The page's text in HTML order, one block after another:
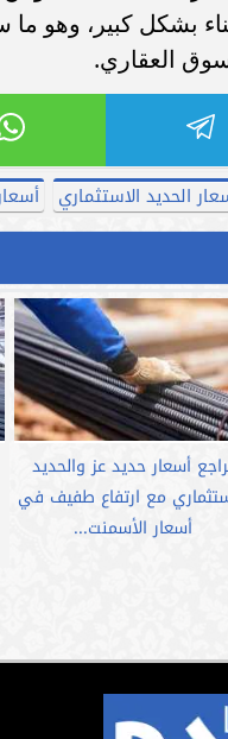
بشكل كبير، وهو
العقاري.
الحديد الاستثماري
أسعار حديد عز والحديد
مع ارتفاع طفيف في
أسعار الأسمنت...